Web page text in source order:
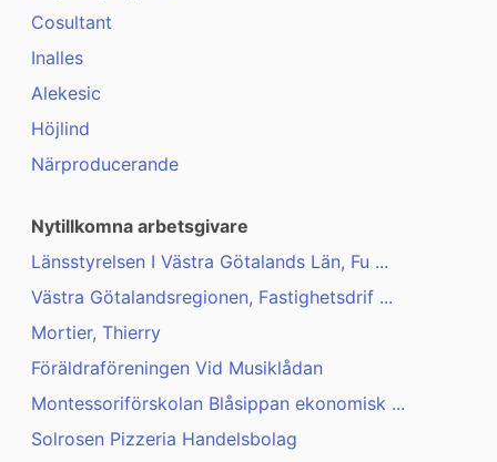
Cosultant
Inalles
Alekesic
Höjlind
Närproducerande
Nytillkomna arbetsgivare
Länsstyrelsen I Västra Götalands Län, Fu ...
Västra Götalandsregionen, Fastighetsdrif ...
Mortier, Thierry
Föräldraföreningen Vid Musiklådan
Montessoriförskolan Blåsippan ekonomisk ...
Solrosen Pizzeria Handelsbolag